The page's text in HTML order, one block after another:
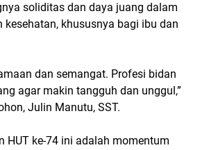
soliditas dan daya juang dalam
kesehatan, khususnya bagi ibu dan
dan semangat. Profesi bidan
agar makin tangguh dan unggul,”
Julin Manutu, SST.
HUT ke-74 ini adalah momentum